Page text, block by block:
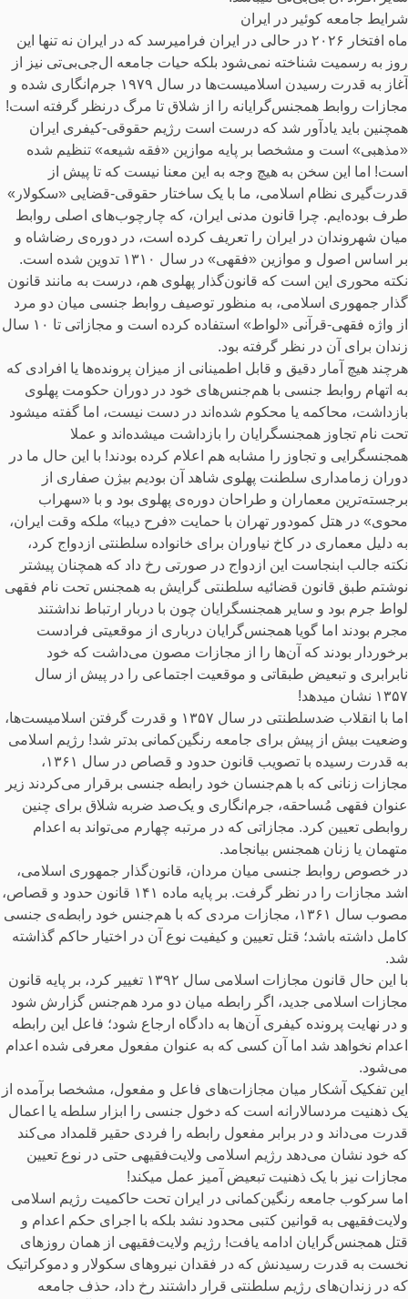
شرایط جامعه کوئیر در ایران
ماه افتخار ۲۰۲۶ در حالی در ایران فرامیرسد که در ایران نه تنها این
روز به رسمیت شناخته نمی‌شود بلکه حیات جامعه ال‌جی‌بی‌تی نیز از
آغاز به قدرت رسیدن اسلامیست‌ها در سال ۱۹۷۹ جرم‌انگاری شده و
مجازات روابط همجنس‌گرایانه را از شلاق تا مرگ درنظر گرفته است!
همچنین باید یادآور شد که درست است رژیم حقوقی-کیفری ایران
«مذهبی» است و مشخصا بر پایه موازین «فقه شیعه» تنظیم شده
است! اما این سخن به هیچ وجه به این معنا نیست که تا پیش از
قدرت‌گیری نظام اسلامی، ما با یک ساختار حقوقی-قضایی «سکولار»
طرف بوده‌ایم. چرا قانون مدنی ایران، که چارچوب‌های اصلی روابط
میان شهروندان در ایران را تعریف کرده است، در دوره‌ی رضا‌شاه و
بر اساس اصول و موازین «فقهی» در سال ۱۳۱۰ تدوین شده است.
نکته محوری این است که قانون‌گذار پهلوی هم، درست به مانند قانون
گذار جمهوری اسلامی، به منظور توصیف روابط جنسی میان دو مرد
از واژه فقهی-قرآنی «لواط» استفاده کرده است و مجازاتی تا ۱۰ سال
زندان برای آن در نظر گرفته بود.
هرچند هیچ آمار دقیق و قابل اطمینانی از میزان پرونده‌ها یا افرادی که
به اتهام روابط جنسی با هم‌جنس‌های خود در دوران حکومت پهلوی
بازداشت، محاکمه یا محکوم شده‌اند در دست نیست، اما گفته میشود
تحت نام تجاوز همجنسگرایان را بازداشت میشده‌اند و عملا
همجنسگرایی و تجاوز را مشابه هم اعلام کرده بودند! با این حال ما در
دوران زمامداری سلطنت پهلوی شاهد آن بودیم بیژن صفاری از
برجسته‌ترین معماران و طراحان دوره‌ی پهلوی بود و با «سهراب
محوی» در هتل کمودور تهران با حمایت «فرح دیبا» ملکه وقت ایران،
به دلیل معماری در کاخ نیاوران برای خانواده سلطنتی ازدواج کرد،
نکته جالب ابنجاست این ازدواج در صورتی رخ داد که همچنان پیشتر
نوشتم طبق قانون قضائیه سلطنتی گرایش به همجنس تحت نام فقهی
لواط جرم بود و سایر همجنسگرایان چون با دربار ارتباط نداشتند
مجرم بودند اما گویا همجنس‌گرایان درباری از موقعیتی فرادست
برخوردار بودند که آن‌ها را از مجازات مصون می‌داشت که خود
نابرابری و تبعیض طبقاتی و موقعیت اجتماعی را در پیش از سال
۱۳۵۷ نشان میدهد!
اما با انقلاب ضدسلطنتی در سال ۱۳۵۷ و قدرت گرفتن اسلامیست‌ها،
وضعیت بیش از پیش برای جامعه رنگین‌کمانی بدتر شد! رژیم اسلامی
به قدرت رسیده با تصویب قانون حدود و قصاص در سال ۱۳۶۱،
مجازات زنانی که با هم‌جنسان خود رابطه جنسی برقرار می‌کردند زیر
عنوان فقهی مُساحقه، جرم‌انگاری و یک‌صد ضربه شلاق برای چنین
روابطی تعیین کرد. مجازاتی که در مرتبه چهارم می‌تواند به اعدام
متهمان یا زنان همجنس‌ بیانجامد‌.
در خصوص روابط جنسی میان مردان، قانون‌گذار جمهوری اسلامی،
اشد مجازات را در نظر گرفت. بر پایه ماده ۱۴۱ قانون حدود و قصاص،
مصوب سال ۱۳۶۱، مجازات مردی که با هم‌جنس خود رابطه‌ی جنسی
کامل داشته باشد؛ قتل تعیین و کیفیت نوع آن در اختیار حاکم گذاشته
شد.
با این حال قانون مجازات اسلامی سال ۱۳۹۲ تغییر کرد، بر پایه قانون
مجازات اسلامی جدید، اگر رابطه میان دو مرد هم‌جنس‌ گزارش شود
و در نهایت پرونده کیفری آن‌ها به دادگاه ارجاع شود؛ فاعل این رابطه
اعدام نخواهد شد اما آن کسی که به عنوان مفعول معرفی شده اعدام
می‌شود.
این تفکیک آشکار میان مجازات‌های فاعل و مفعول، مشخصا برآمده از
یک ذهنیت مردسالارانه است که دخول جنسی را ابزار سلطه یا اعمال
قدرت می‌داند و در برابر مفعول رابطه را فردی حقیر قلمداد می‌کند
که خود نشان می‌دهد رژیم اسلامی ولایت‌فقیهی حتی در نوع تعیین
مجازات نیز با یک ذهنیت تبعیض آمیز عمل میکند!
اما سرکوب جامعه رنگین‌کمانی در ایران تحت حاکمیت رژیم اسلامی
ولایت‌فقیهی به قوانین کتبی محدود نشد بلکه با اجرای حکم اعدام و
قتل همجنس‌گرایان ادامه یافت! رژیم ولایت‌فقیهی از همان روزهای
نخست به قدرت رسیدنش که در فقدان نیروهای سکولار و دموکراتیک
که در زندان‌های رژیم سلطنتی قرار داشتند رخ داد، حذف جامعه